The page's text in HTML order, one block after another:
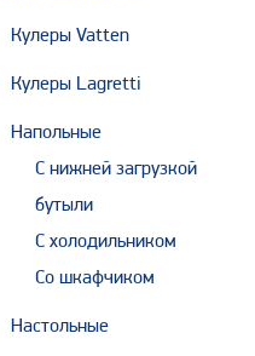
Кулеры Vatten
Кулеры Lagretti
Напольные
С нижней загрузкой
бутыли
С холодильником
Со шкафчиком
Настольные